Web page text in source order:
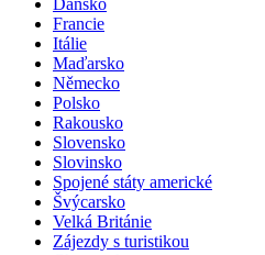
Dánsko
Francie
Itálie
Maďarsko
Německo
Polsko
Rakousko
Slovensko
Slovinsko
Spojené státy americké
Švýcarsko
Velká Británie
Zájezdy s turistikou